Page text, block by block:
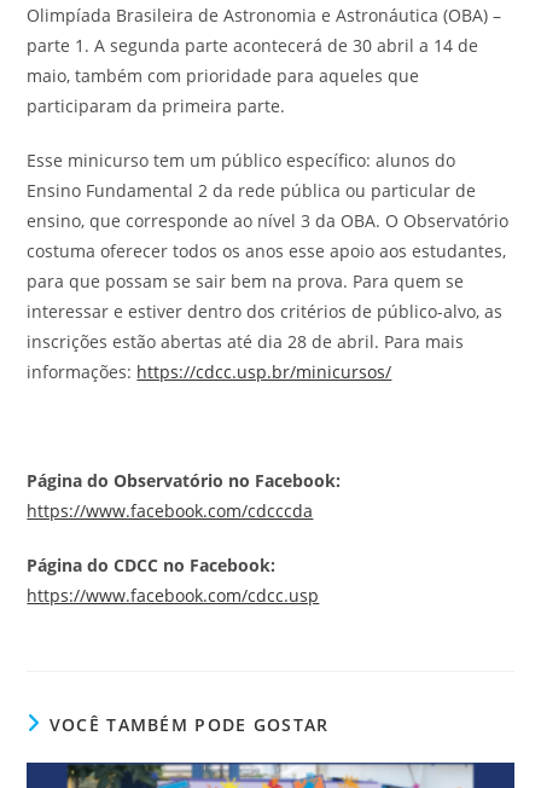
Olimpíada Brasileira de Astronomia e Astronáutica (OBA) –
parte 1. A segunda parte acontecerá de 30 abril a 14 de
maio, também com prioridade para aqueles que
participaram da primeira parte.
Esse minicurso tem um público específico: alunos do
Ensino Fundamental 2 da rede pública ou particular de
ensino, que corresponde ao nível 3 da OBA. O Observatório
costuma oferecer todos os anos esse apoio aos estudantes,
para que possam se sair bem na prova. Para quem se
interessar e estiver dentro dos critérios de público-alvo, as
inscrições estão abertas até dia 28 de abril. Para mais
informações: https://cdcc.usp.br/minicursos/
Página do Observatório no Facebook:
https://www.facebook.com/cdcccda
Página do CDCC no Facebook:
https://www.facebook.com/cdcc.usp
VOCÊ TAMBÉM PODE GOSTAR